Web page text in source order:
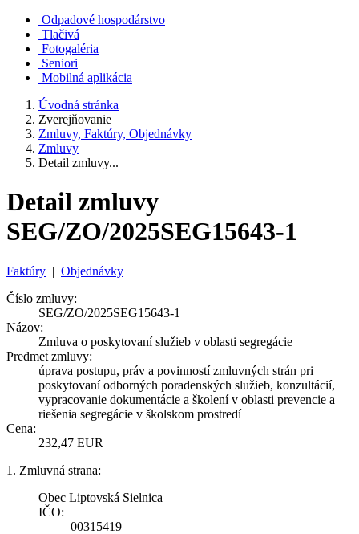
Odpadové hospodárstvo
Tlačivá
Fotogaléria
Seniori
Mobilná aplikácia
Úvodná stránka
Zverejňovanie
Zmluvy, Faktúry, Objednávky
Zmluvy
Detail zmluvy...
Detail zmluvy
SEG/ZO/2025SEG15643-1
Faktúry | Objednávky
Číslo zmluvy:
SEG/ZO/2025SEG15643-1
Názov:
Zmluva o poskytovaní služieb v oblasti segregácie
Predmet zmluvy:
úprava postupu, práv a povinností zmluvných strán pri
poskytovaní odborných poradenských služieb, konzultácií,
vypracovanie dokumentácie a školení v oblasti prevencie a
riešenia segregácie v školskom prostredí
Cena:
232,47 EUR
1. Zmluvná strana:
Obec Liptovská Sielnica
IČO:
00315419